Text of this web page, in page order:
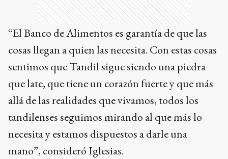
“El Banco de Alimentos es garantía de que las
cosas llegan a quien las necesita. Con estas cosas
sentimos que Tandil sigue siendo una piedra
que late, que tiene un corazón fuerte y que más
allá de las realidades que vivamos, todos los
tandilenses seguimos mirando al que más lo
necesita y estamos dispuestos a darle una
mano”, consideró Iglesias.